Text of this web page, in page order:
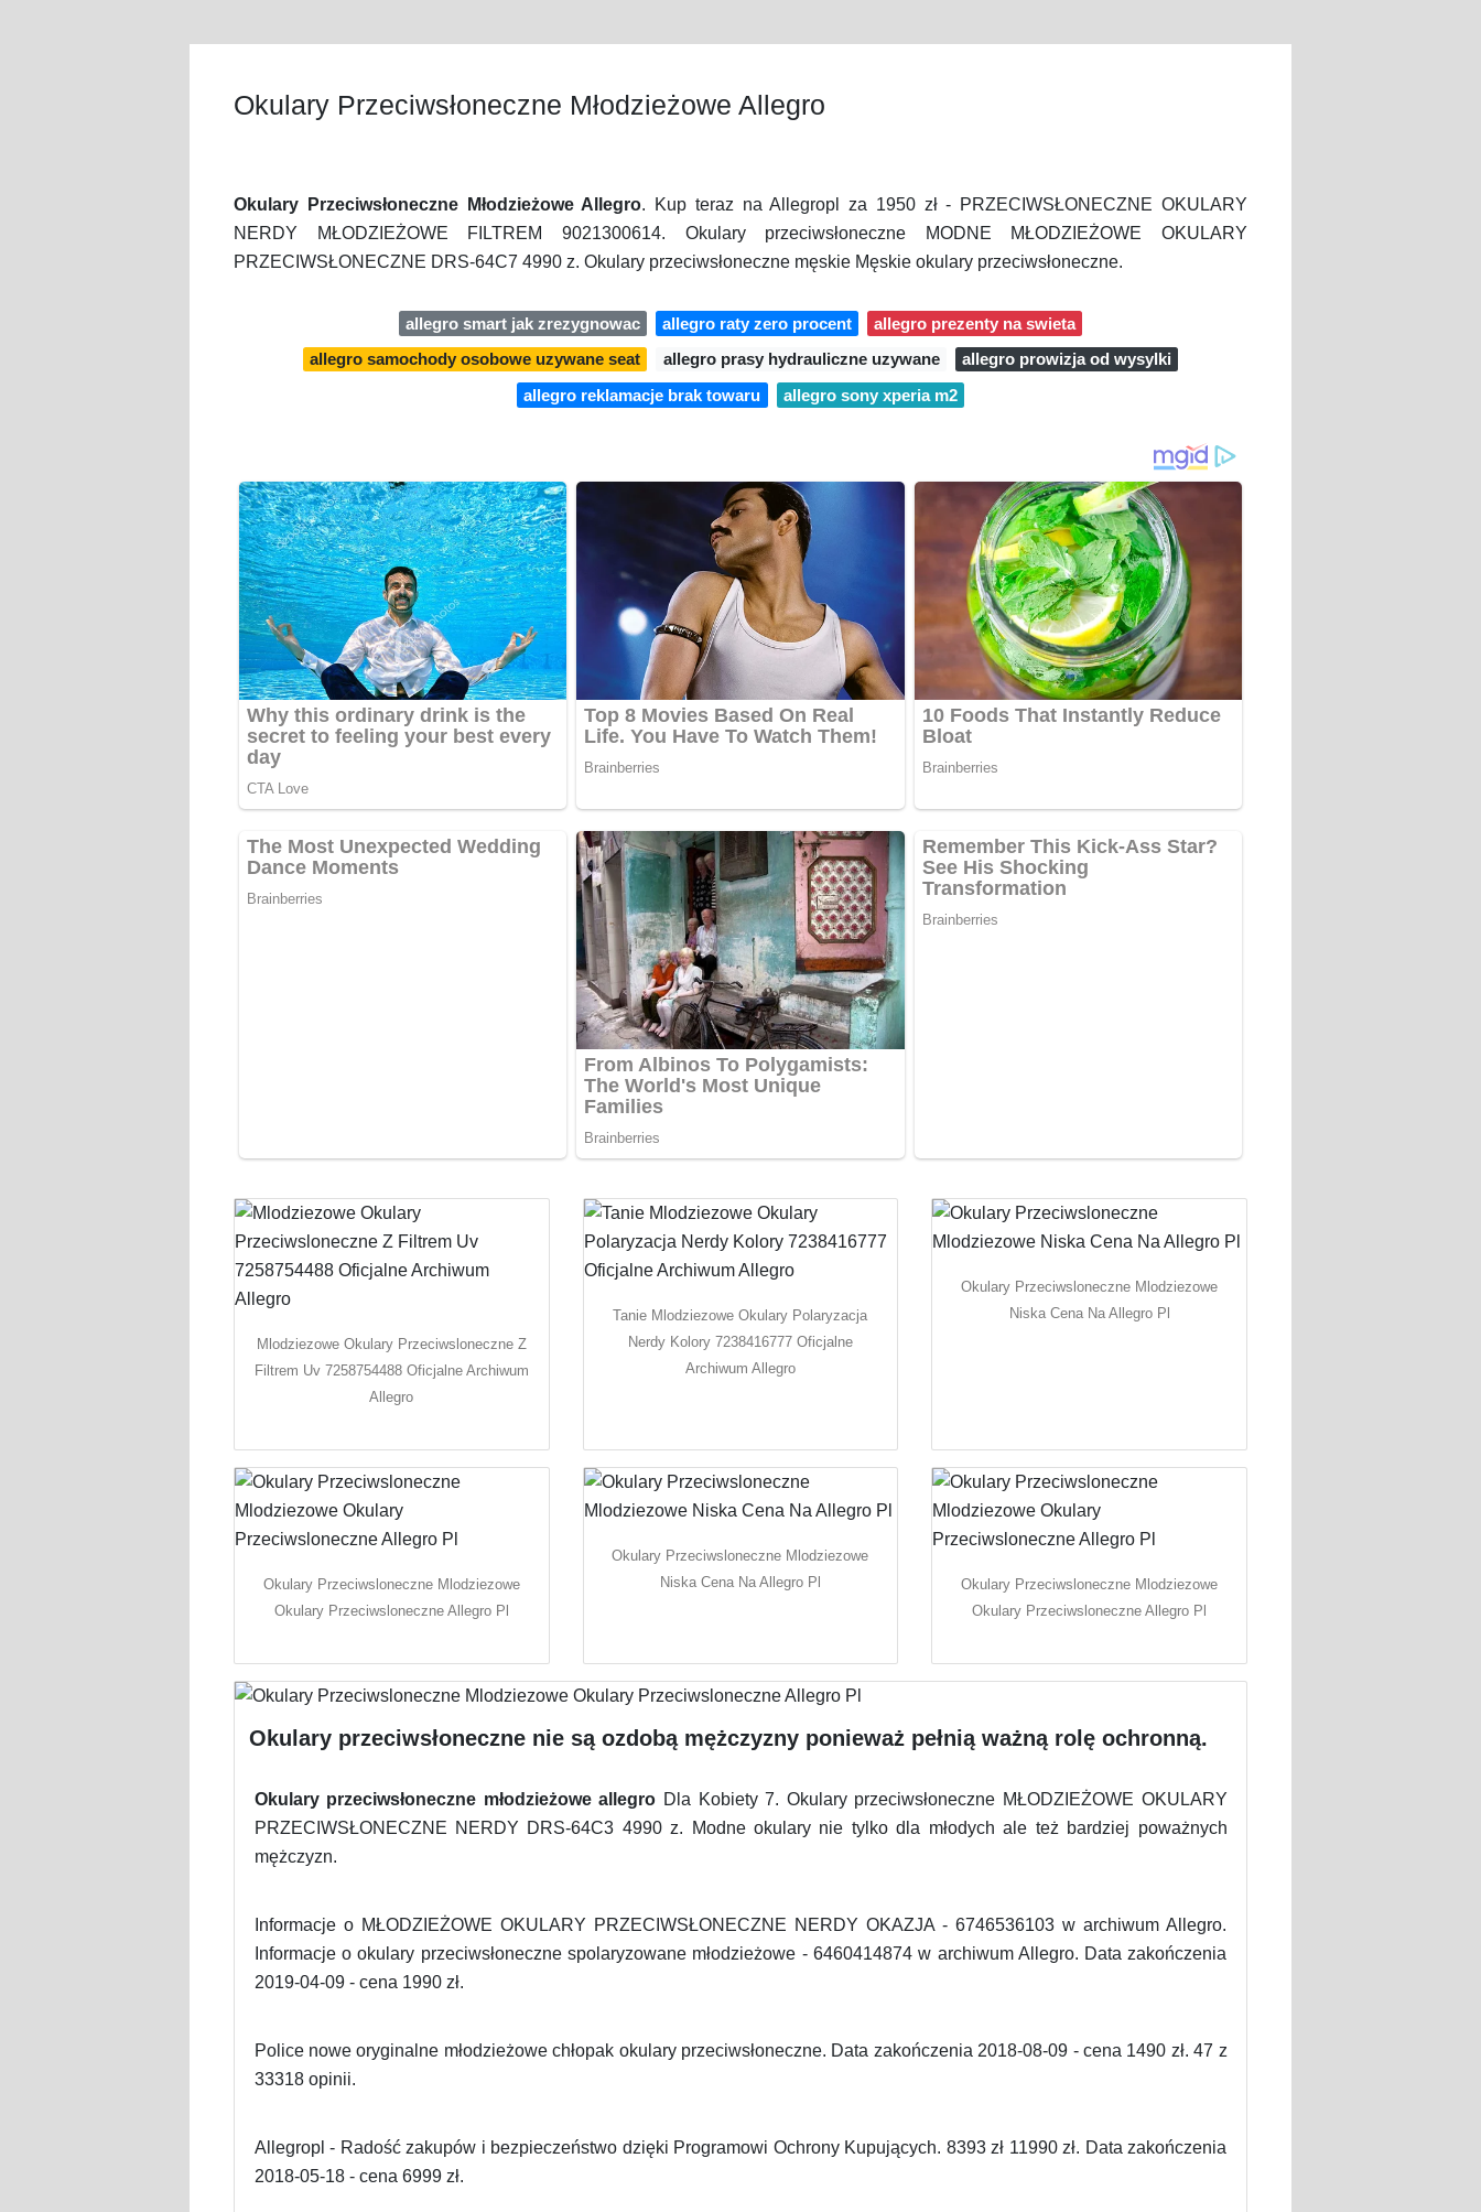
Okulary Przeciwsłoneczne Młodzieżowe Allegro
Okulary Przeciwsłoneczne Młodzieżowe Allegro. Kup teraz na Allegropl za 1950 zł - PRZECIWSŁONECZNE OKULARY
NERDY MŁODZIEŻOWE FILTREM 9021300614. Okulary przeciwsłoneczne MODNE MŁODZIEŻOWE OKULARY
PRZECIWSŁONECZNE DRS-64C7 4990 z. Okulary przeciwsłoneczne męskie Męskie okulary przeciwsłoneczne.
allegro smart jak zrezygnowac allegro raty zero procent
allegro prezenty na swieta
allegro samochody osobowe uzywane seat
allegro prasy hydrauliczne uzywane
allegro prowizja od wysylki
allegro reklamacje brak towaru
allegro sony xperia m2
Mlodziezowe Okulary Przeciwsloneczne Z
Filtrem Uv 7258754488 Oficjalne Archiwum
Allegro
Tanie Mlodziezowe Okulary Polaryzacja
Nerdy Kolory 7238416777 Oficjalne
Archiwum Allegro
Okulary Przeciwsloneczne Mlodziezowe
Niska Cena Na Allegro Pl
Okulary Przeciwsloneczne Mlodziezowe
Okulary Przeciwsloneczne Allegro Pl
Okulary Przeciwsloneczne Mlodziezowe
Niska Cena Na Allegro Pl
Okulary Przeciwsloneczne Mlodziezowe
Okulary Przeciwsloneczne Allegro Pl
Okulary przeciwsłoneczne nie są ozdobą mężczyzny ponieważ pełnią ważną rolę ochronną.
Okulary przeciwsłoneczne młodzieżowe allegro Dla Kobiety 7. Okulary przeciwsłoneczne MŁODZIEŻOWE OKULARY
PRZECIWSŁONECZNE NERDY DRS-64C3 4990 z. Modne okulary nie tylko dla młodych ale też bardziej poważnych
mężczyzn.
Informacje o MŁODZIEŻOWE OKULARY PRZECIWSŁONECZNE NERDY OKAZJA - 6746536103 w archiwum Allegro.
Informacje o okulary przeciwsłoneczne spolaryzowane młodzieżowe - 6460414874 w archiwum Allegro. Data zakończenia
2019-04-09 - cena 1990 zł.
Police nowe oryginalne młodzieżowe chłopak okulary przeciwsłoneczne. Data zakończenia 2018-08-09 - cena 1490 zł. 47 z
33318 opinii.
Allegropl - Radość zakupów i bezpieczeństwo dzięki Programowi Ochrony Kupujących. 8393 zł 11990 zł. Data zakończenia
2018-05-18 - cena 6999 zł.